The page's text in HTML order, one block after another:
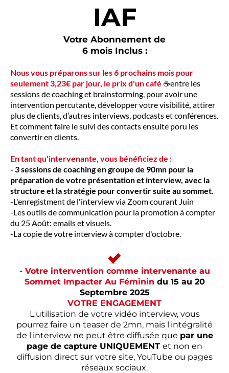
IAF
Votre Abonnement de
6 mois Inclus :
Nous vous préparons sur les 6 prochains mois pour
seulement 3,23€ par jour, le prix d'un café ☕entre les
sessions de coaching et brainstorming, pour avoir une
intervention percutante, développer votre visibilité attirer
plus de clients, d’autres interviews, podcasts et conférences.
Et comment faire le suivi des contacts ensuite poru les
convertir en clients.
En tant qu'intervenante, vous bénéficiez de :
- 3 sessions de coaching en groupe de 90mn pour la
préparation de votre présentation et interview, avec la
structure et la stratégie pour convertir suite au sommet.
-L'enregistment de l'interview via Zoom courant Juin
-Les outils de communication pour la promotion à compter
du 25 Août: emails et visuels.
-La copie de votre interview à compter d'octobre.
- Votre intervention comme intervenante au
Sommet Impacter Au Féminin du 15 au 20
Septembre 2025
VOTRE ENGAGEMENT
L'utilisation de votre vidéo interview, vous
pourrez faire un teaser de 2mn, mais l'intégralité
de l'interview ne peut être diffusée que par une
page de capture UNIQUEMENT et non en
diffusion direct sur votre site, YouTube ou pages
réseaux sociaux.